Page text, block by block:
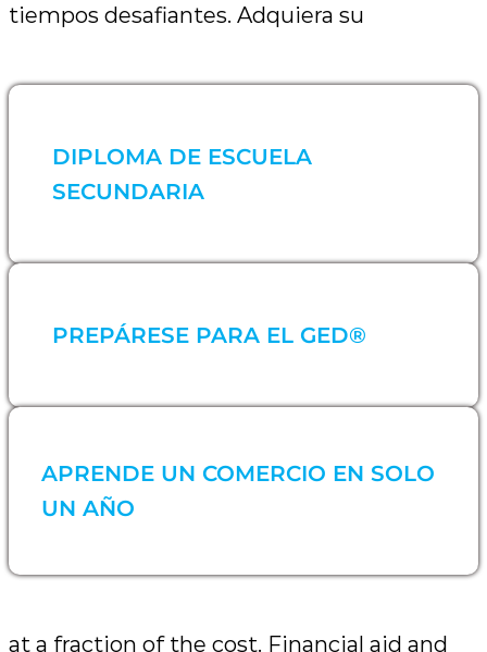
tiempos desafiantes. Adquiera su
DIPLOMA DE ESCUELA
SECUNDARIA
PREPÁRESE PARA EL GED®
APRENDE UN COMERCIO EN SOLO
UN AÑO
at a fraction of the cost. Financial aid and